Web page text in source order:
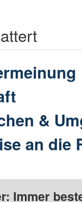
&
an die
Immer